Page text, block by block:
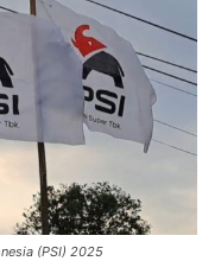
(PSI) 2025